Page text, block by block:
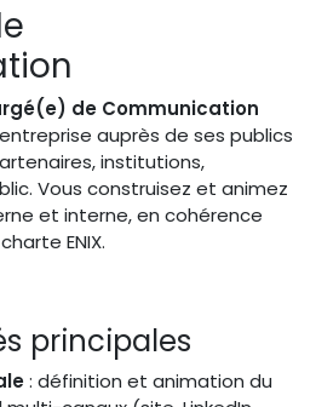
de Communication
auprès de ses publics
institutions,
Vous construisez et animez
et interne, en cohérence
ENIX.
principales
: définition et animation du